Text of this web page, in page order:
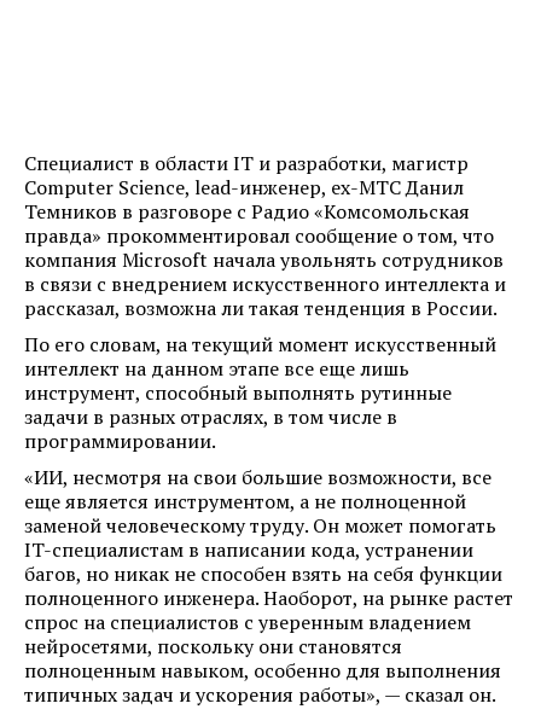
Специалист в области IT и разработки, магистр
Computer Science, lead-инженер, ex-МТС Данил
Темников в разговоре с Радио «Комсомольская
правда» прокомментировал сообщение о том, что
компания Microsoft начала увольнять сотрудников
в связи с внедрением искусственного интеллекта и
рассказал, возможна ли такая тенденция в России.
По его словам, на текущий момент искусственный
интеллект на данном этапе все еще лишь
инструмент, способный выполнять рутинные
задачи в разных отраслях, в том числе в
программировании.
«ИИ, несмотря на свои большие возможности, все
еще является инструментом, а не полноценной
заменой человеческому труду. Он может помогать
IT-специалистам в написании кода, устранении
багов, но никак не способен взять на себя функции
полноценного инженера. Наоборот, на рынке растет
спрос на специалистов с уверенным владением
нейросетями, поскольку они становятся
полноценным навыком, особенно для выполнения
типичных задач и ускорения работы», — сказал он.